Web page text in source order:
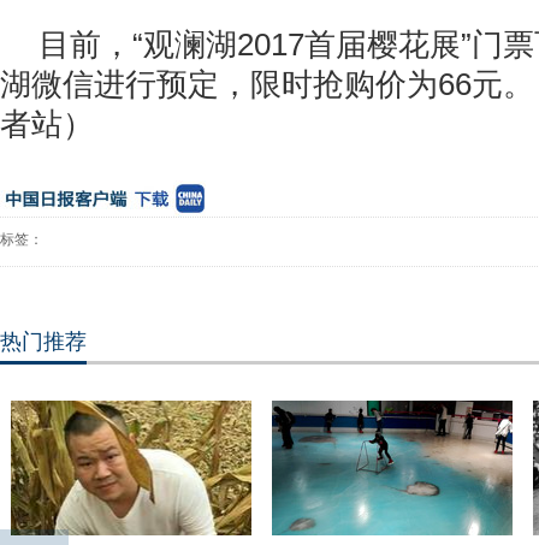
目前，“观澜湖2017首届樱花展”门
湖微信进行预定，限时抢购价为66元
者站）
标签：
热门推荐